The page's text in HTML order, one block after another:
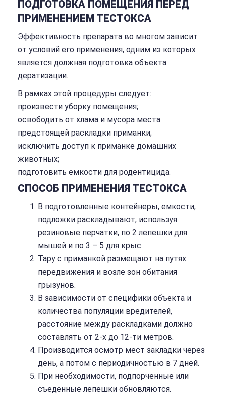
ПОДГОТОВКА ПОМЕЩЕНИЯ ПЕРЕД
ПРИМЕНЕНИЕМ ТЕСТОКСА
Эффективность препарата во многом зависит
от условий его применения, одним из которых
является должная подготовка объекта
дератизации.
В рамках этой процедуры следует:
произвести уборку помещения;
освободить от хлама и мусора места
предстоящей раскладки приманки;
исключить доступ к приманке домашних
животных;
подготовить емкости для родентицида.
СПОСОБ ПРИМЕНЕНИЯ ТЕСТОКСА
В подготовленные контейнеры, емкости,
подложки раскладывают, используя
резиновые перчатки, по 2 лепешки для
мышей и по 3 – 5 для крыс.
Тару с приманкой размещают на путях
передвижения и возле зон обитания
грызунов.
В зависимости от специфики объекта и
количества популяции вредителей,
расстояние между раскладками должно
составлять от 2-х до 12-ти метров.
Производится осмотр мест закладки через
день, а потом с периодичностью в 7 дней.
При необходимости, подпорченные или
съеденные лепешки обновляются.